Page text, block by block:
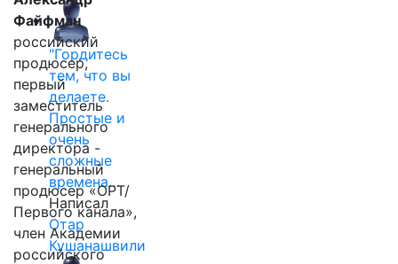
"Гордитесь
тем, что вы
делаете.
Простые и
очень
сложные
времена…
Написал
Отар
Кушанашвили
Файфман
российский
продюсер,
первый
заместитель
генерального
директора -
генеральный
продюсер «ОРТ/
Первого канала»,
член Академии
российского